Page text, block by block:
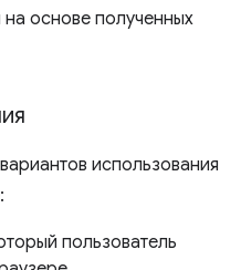
основе полученных
использования
пользователь